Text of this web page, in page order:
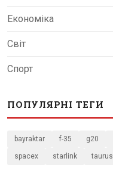
Економіка
Світ
Спорт
ПОПУЛЯРНІ ТЕГИ
bayraktar f-35 g20
spacex starlink taurus